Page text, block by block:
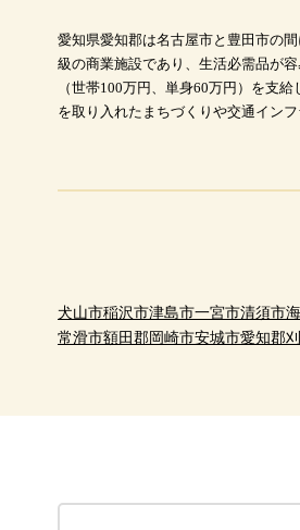
愛知県愛知郡は名古屋市と豊田市の
級の商業施設であり、生活必需品が
（世帯100万円、単身60万円）を支
を取り入れたまちづくりや交通イン
犬山市稲沢市津島市一宮市清須市
常滑市額田郡 岡崎市安城市愛知郡